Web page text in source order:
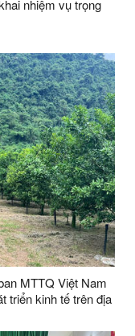
nhiệm vụ trọng
MTTQ Việt Nam
triển kinh tế trên địa